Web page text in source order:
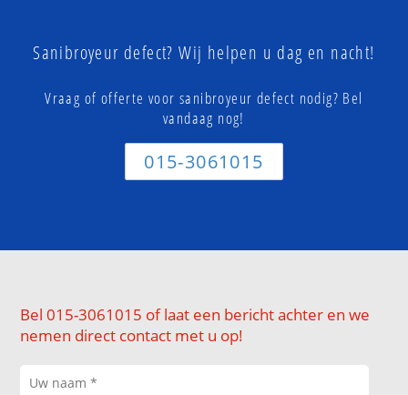
Sanibroyeur defect? Wij helpen u dag en nacht!
Vraag of offerte voor sanibroyeur defect nodig? Bel
vandaag nog!
015-3061015
Bel 015-3061015 of laat een bericht achter en we
nemen direct contact met u op!